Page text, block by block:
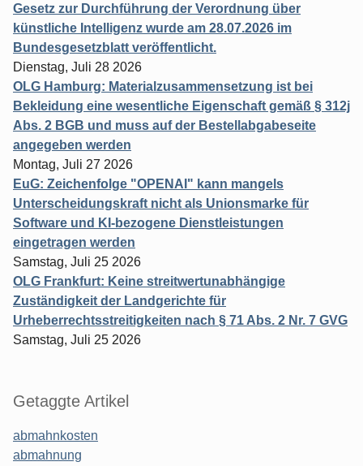
Gesetz zur Durchführung der Verordnung über
künstliche Intelligenz wurde am 28.07.2026 im
Bundesgesetzblatt veröffentlicht.
Dienstag, Juli 28 2026
OLG Hamburg: Materialzusammensetzung ist bei
Bekleidung eine wesentliche Eigenschaft gemäß § 312j
Abs. 2 BGB und muss auf der Bestellabgabeseite
angegeben werden
Montag, Juli 27 2026
EuG: Zeichenfolge "OPENAI" kann mangels
Unterscheidungskraft nicht als Unionsmarke für
Software und KI-bezogene Dienstleistungen
eingetragen werden
Samstag, Juli 25 2026
OLG Frankfurt: Keine streitwertunabhängige
Zuständigkeit der Landgerichte für
Urheberrechtsstreitigkeiten nach § 71 Abs. 2 Nr. 7 GVG
Samstag, Juli 25 2026
Getaggte Artikel
abmahnkosten
abmahnung